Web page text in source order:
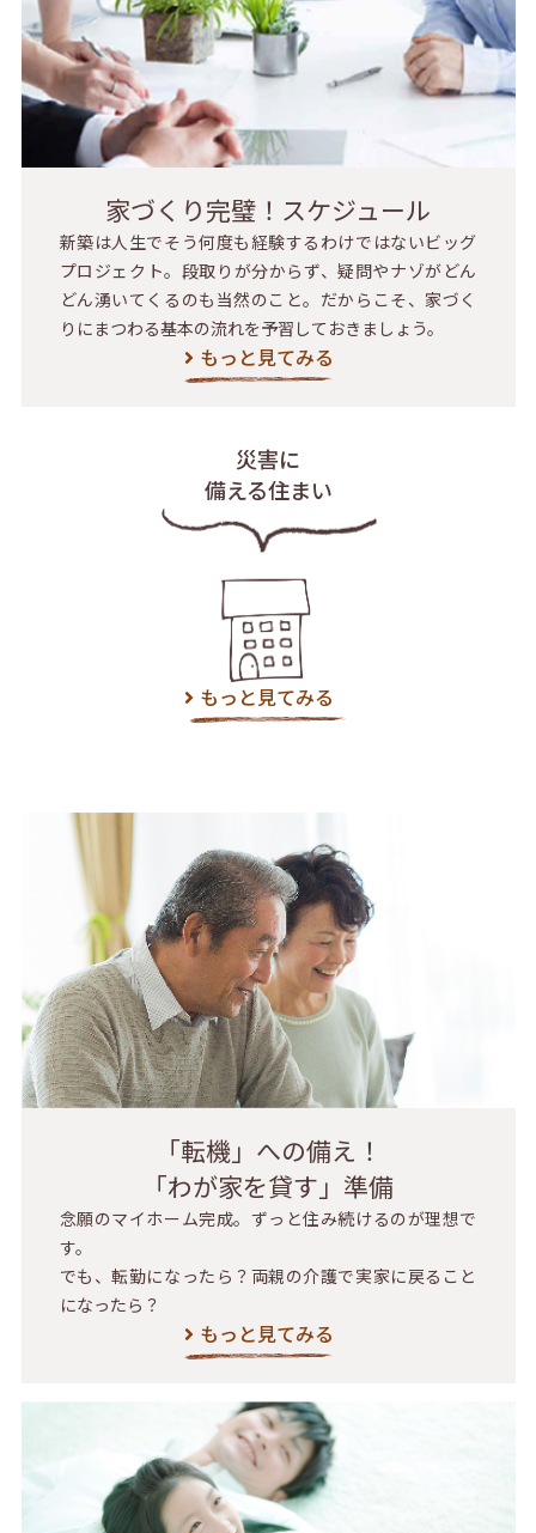
家づくり完璧！スケジュール
新築は人生でそう何度も経験するわけではないビッグ
プロジェクト。段取りが分からず、疑問やナゾがどん
どん湧いてくるのも当然のこと。だからこそ、家づく
りにまつわる基本の流れを予習しておきましょう。
もっと見てみる
災害に
備える住まい
もっと見てみる
「転機」への備え！
「わが家を貸す」準備
念願のマイホーム完成。ずっと住み続けるのが理想で
す。
でも、転勤になったら？両親の介護で実家に戻ること
になったら？
もっと見てみる